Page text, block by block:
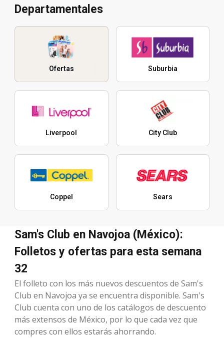
Departamentales
Ofertas Suburbia
Liverpool City Club
Coppel Sears
Sam's Club en Navojoa (México):
Folletos y ofertas para esta semana
32
El folleto con los más nuevos descuentos de Sam's
Club en Navojoa ya se encuentra disponible. Sam's
Club cuenta con uno de los catálogos de descuento
más extensos de México, por lo que cada vez que
compres con ellos estarás ahorrando.